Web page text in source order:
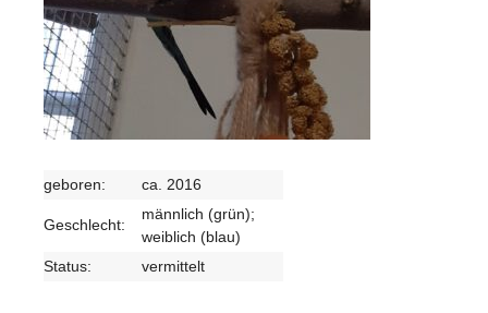
geboren: ca. 2016
Geschlecht:
männlich (grün);
weiblich (blau)
Status:
vermittelt